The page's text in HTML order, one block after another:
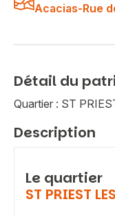
Acacias-Rue
Détail du
Quartier : ST
Description
Le quartier
ST PRIEST